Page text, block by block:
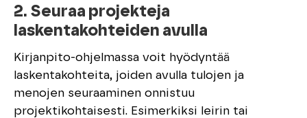
2. Seuraa projekteja
laskentakohteiden avulla
Kirjanpito-ohjelmassa voit hyödyntää
laskentakohteita, joiden avulla tulojen ja
menojen seuraaminen onnistuu
projektikohtaisesti. Esimerkiksi leirin tai